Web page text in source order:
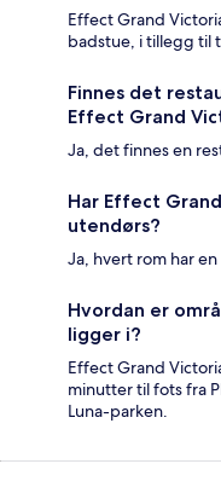
Effect Grand
badstue, i tillegg til
Finnes det
Effect Grand
Ja, det finnes en
Har Effect
utendørs?
Ja, hvert rom har
Hvordan er
ligger i?
Effect Grand
minutter til fots fra
Luna-parken.